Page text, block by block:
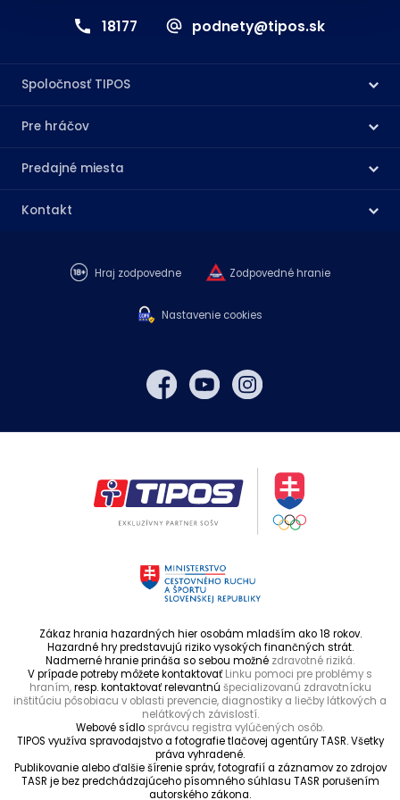
18177 podnety@tipos.sk
Spoločnosť TIPOS
Pre hráčov
Predajné miesta
Kontakt
Hraj zodpovedne Zodpovedné hranie
Nastavenie cookies
Zákaz hrania hazardných hier osobám mladším ako 18 rokov.
Hazardné hry predstavujú riziko vysokých finančných strát.
Nadmerné hranie prináša so sebou možné zdravotné riziká.
V prípade potreby môžete kontaktovaťLinku pomoci pre problémy s
hraním,resp. kontaktovať relevantnú špecializovanú zdravotnícku
inštitúciu pôsobiacu v oblasti prevencie, diagnostiky a liečby látkových a
nelátkových závislostí.
Webové sídlo správcu registra vylúčených osôb.
TIPOS využíva spravodajstvo a fotografie tlačovej agentúry TASR. Všetky
práva vyhradené.
Publikovanie alebo ďalšie šírenie správ, fotografií a záznamov zo zdrojov
TASR je bez predchádzajúceho písomného súhlasu TASR porušením
autorského zákona.